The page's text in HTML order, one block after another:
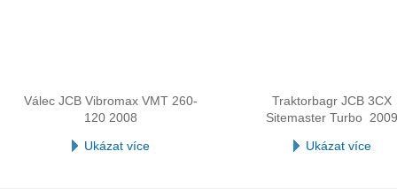
Válec JCB Vibromax VMT 260-
120 2008
Ukázat více
Traktorbagr JCB 3CX
Sitemaster Turbo
Ukázat více